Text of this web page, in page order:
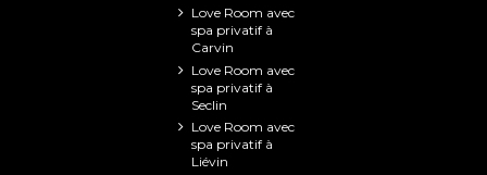
Love Room avec
spa privatif à
Carvin
Love Room avec
spa privatif à
Seclin
Love Room avec
spa privatif à
Liévin